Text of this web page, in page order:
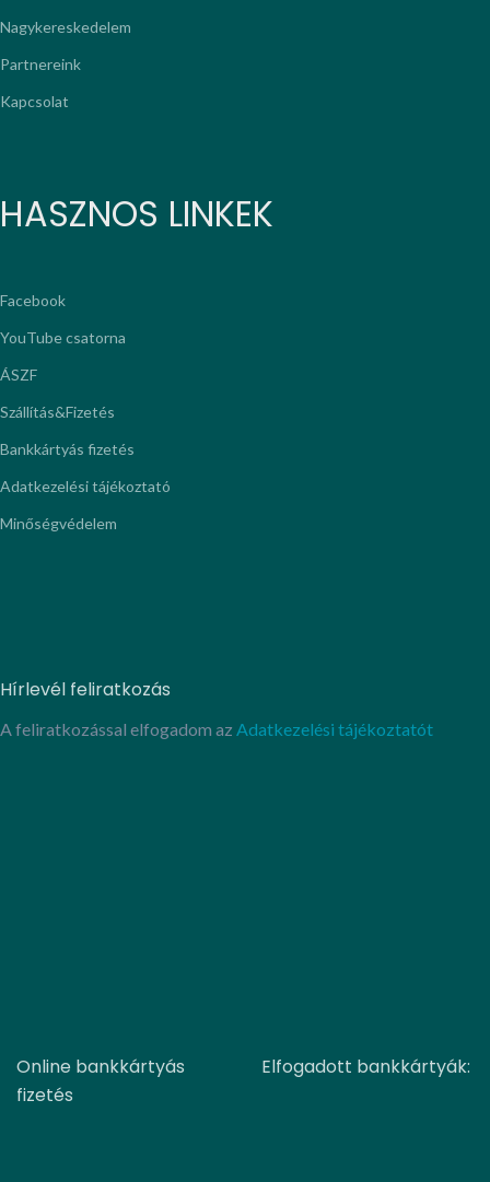
Nagykereskedelem
Partnereink
Kapcsolat
HASZNOS LINKEK
Facebook
YouTube csatorna
ÁSZF
Szállítás&Fizetés
Bankkártyás fizetés
Adatkezelési tájékoztató
Minőségvédelem
Hírlevél feliratkozás
A feliratkozással elfogadom az Adatkezelési tájékoztatót
Online bankkártyás
fizetés
Elfogadott bankkártyák: